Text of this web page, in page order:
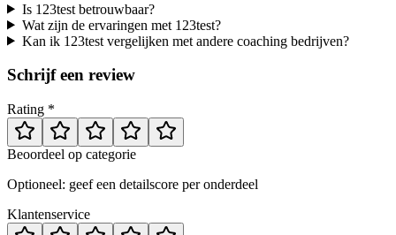
Is 123test betrouwbaar?
Wat zijn de ervaringen met 123test?
Kan ik 123test vergelijken met andere coaching bedrijven?
Schrijf een review
Rating *
Beoordeel op categorie
Optioneel: geef een detailscore per onderdeel
Klantenservice